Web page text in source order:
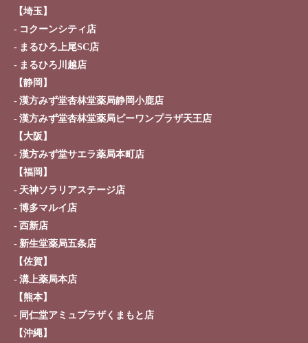
【埼玉】
コクーンシティ店
まるひろ上尾SC店
まるひろ川越店
【静岡】
漢方みず堂杏林堂薬局静岡小鹿店
漢方みず堂杏林堂薬局ピーワンプラザ天王店
【大阪】
漢方みず堂サエラ薬局本町店
【福岡】
天神ソラリアステージ店
博多マルイ店
西新店
新生堂薬局五条店
【佐賀】
溝上薬局本店
【熊本】
同仁堂アミュプラザくまもと店
【沖縄】